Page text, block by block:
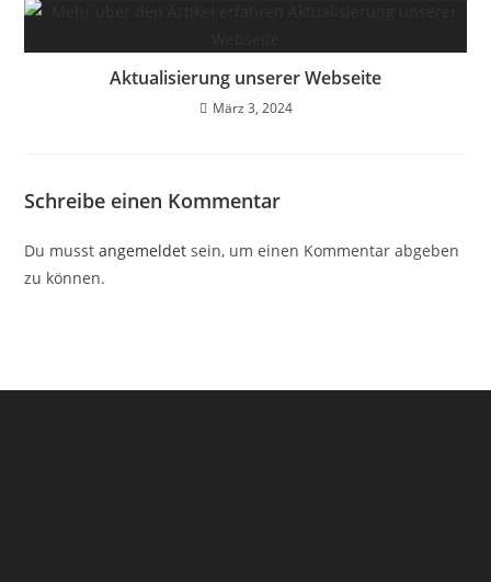
Aktualisierung unserer Webseite
März 3, 2024
Schreibe einen Kommentar
Du musstangemeldet sein, um einen Kommentar abgeben
zu können.